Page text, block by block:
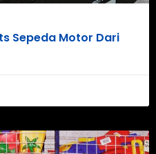
Sepeda Motor Dari